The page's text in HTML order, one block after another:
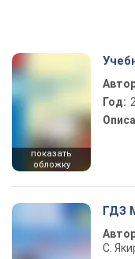
показать
обложку
Год:
ГДЗ
С.